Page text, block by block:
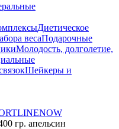
Диетическое
весаПодарочные
Молодость, долголетие,
Шейкеры и
NOW
гр. апельсин